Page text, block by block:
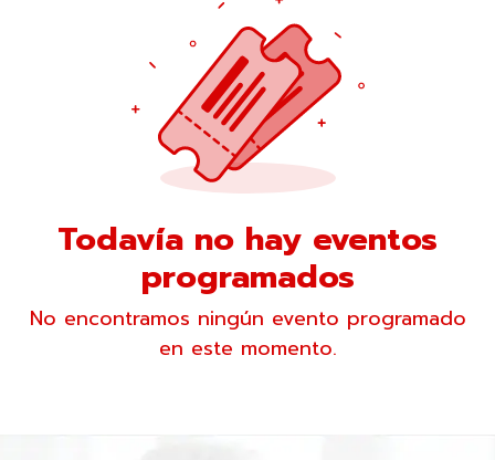
Todavía no hay eventos
programados
No encontramos ningún evento programado
en este momento.